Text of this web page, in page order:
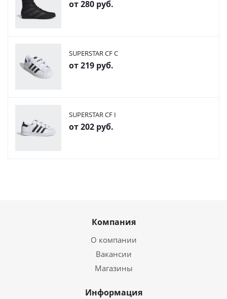
от280 руб.
SUPERSTAR CF C
от219 руб.
SUPERSTAR CF I
от202 руб.
Компания
О компании
Вакансии
Магазины
Информация